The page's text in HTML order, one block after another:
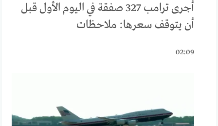
أجرى ترامب 327 صفقة في اليوم الأول قبل
أن يتوقف سعرها: ملاحظات
02:09